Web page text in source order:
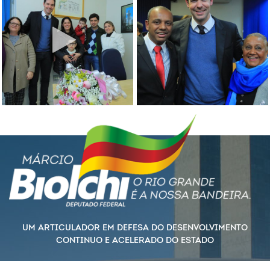
UM ARTICULADOR EM DEFESA DO DESENVOLVIMENTO
CONTINUO E ACELERADO DO ESTADO